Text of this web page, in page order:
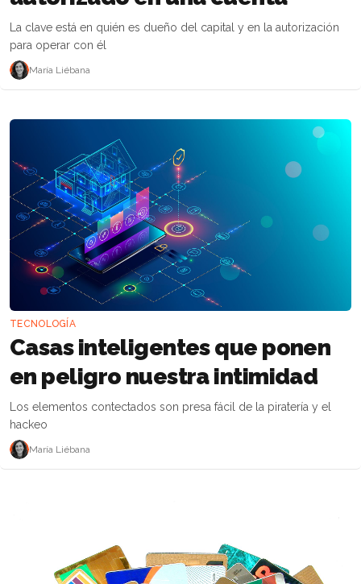
La clave está en quién es dueño del capital y en la autorización
para operar con él
María Liébana
TECNOLOGÍA
Casas inteligentes que ponen
en peligro nuestra intimidad
Los elementos contectados son presa fácil de la piratería y el
hackeo
María Liébana